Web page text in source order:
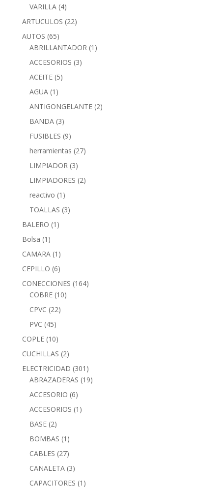
VARILLA (4)
ARTUCULOS (22)
AUTOS (65)
ABRILLANTADOR (1)
ACCESORIOS (3)
ACEITE (5)
AGUA (1)
ANTIGONGELANTE (2)
BANDA (3)
FUSIBLES (9)
herramientas (27)
LIMPIADOR (3)
LIMPIADORES (2)
reactivo (1)
TOALLAS (3)
BALERO (1)
Bolsa (1)
CAMARA (1)
CEPILLO (6)
CONECCIONES (164)
COBRE (10)
CPVC (22)
PVC (45)
COPLE (10)
CUCHILLAS (2)
ELECTRICIDAD (301)
ABRAZADERAS (19)
ACCESORIO (6)
ACCESORIOS (1)
BASE (2)
BOMBAS (1)
CABLES (27)
CANALETA (3)
CAPACITORES (1)